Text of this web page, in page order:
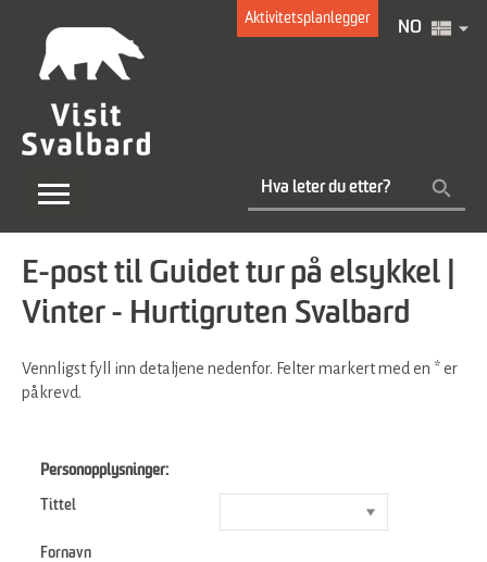
Aktivitetsplanlegger
NO
E-post til Guidet tur på elsykkel |
Vinter - Hurtigruten Svalbard
Vennligst fyll inn detaljene nedenfor. Felter markert med en * er
påkrevd.
Personopplysninger:
Tittel
Fornavn